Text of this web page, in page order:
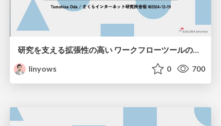
研究を支える拡張性の高い ワークフローツールの提案 / Proposal of highly expandable workflow tools to support research
linyows
0 700